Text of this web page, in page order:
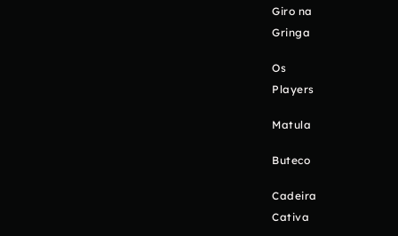
Giro na
Gringa
Os
Players
Matula
Buteco
Cadeira
Cativa